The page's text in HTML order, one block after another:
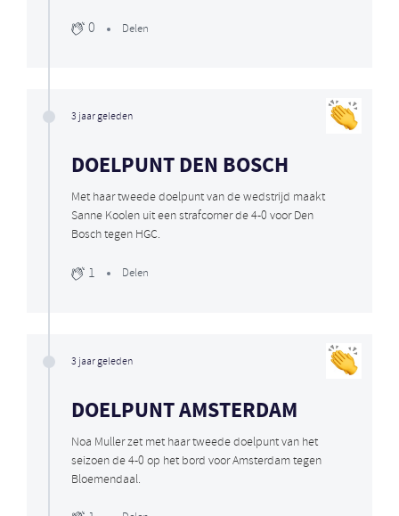
0 Delen
3 jaar geleden
DOELPUNT DEN BOSCH
Met haar tweede doelpunt van de wedstrijd maakt
Sanne Koolen uit een strafcorner de 4-0 voor Den
Bosch tegen HGC.
1 Delen
3 jaar geleden
DOELPUNT AMSTERDAM
Noa Muller zet met haar tweede doelpunt van het
seizoen de 4-0 op het bord voor Amsterdam tegen
Bloemendaal.